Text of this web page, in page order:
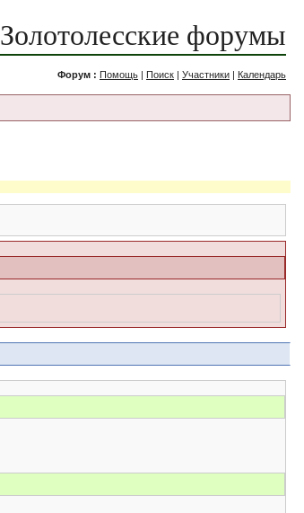
Золотолесские форумы
Форум : Помощь | Поиск | Участники | Календарь